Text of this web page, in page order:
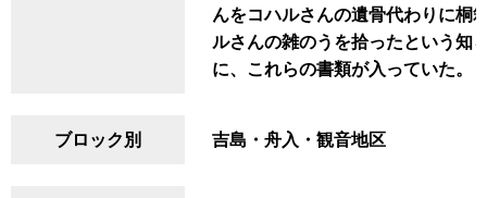
んをコハルさんの遺骨代わりに桐
ルさんの雑のうを拾ったという知
に、これらの書類が入っていた。
ブロック別 吉島・舟入・観音地区